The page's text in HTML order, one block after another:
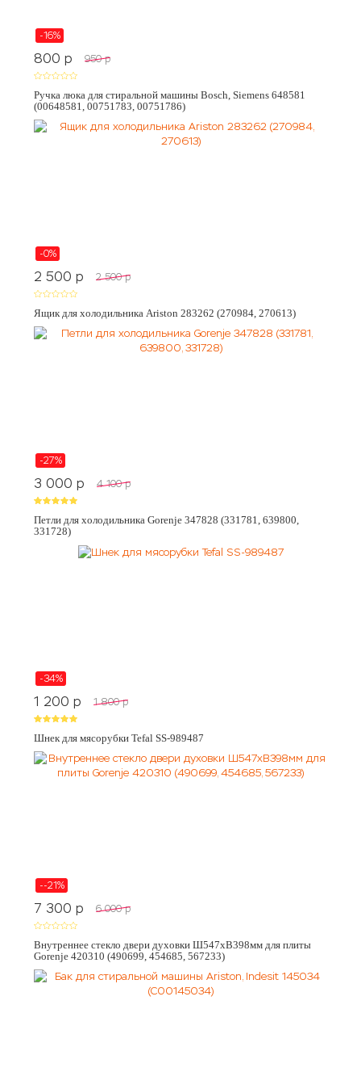
-16%
800 p 950 p
Ручка люка для стиральной машины Bosch, Siemens 648581
(00648581, 00751783, 00751786)
-0%
2 500 p 2 500 p
Ящик для холодильника Ariston 283262 (270984, 270613)
-27%
3 000 p 4 100 p
Петли для холодильника Gorenje 347828 (331781, 639800,
331728)
-34%
1 200 p 1 800 p
Шнек для мясорубки Tefal SS-989487
--21%
7 300 p 6 000 p
Внутреннее стекло двери духовки Ш547хВ398мм для плиты
Gorenje 420310 (490699, 454685, 567233)